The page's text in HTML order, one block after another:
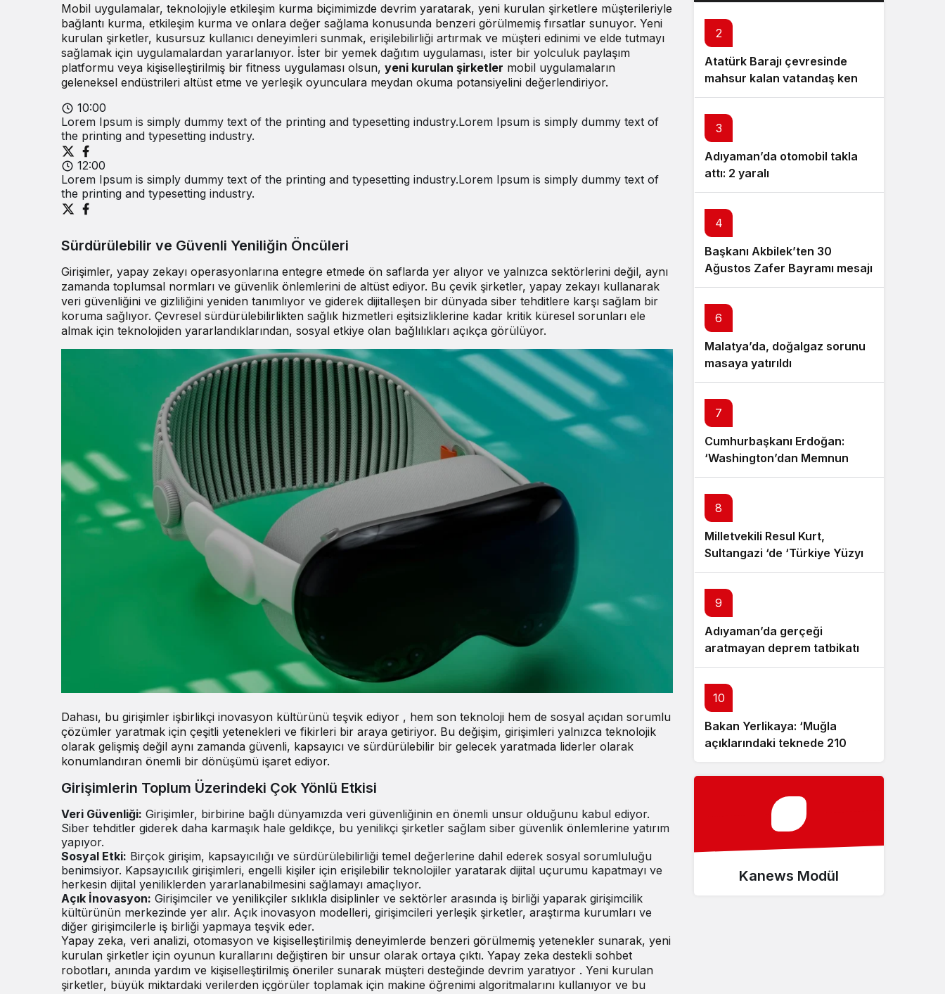
Mobil uygulamalar, teknolojiyle etkileşim kurma biçimimizde devrim yaratarak, yeni kurulan şirketlere müşterileriyle
bağlantı kurma, etkileşim kurma ve onlara değer sağlama konusunda benzeri görülmemiş fırsatlar sunuyor. Yeni
kurulan şirketler, kusursuz kullanıcı deneyimleri sunmak, erişilebilirliği artırmak ve müşteri edinimi ve elde tutmayı
sağlamak için uygulamalardan yararlanıyor. İster bir yemek dağıtım uygulaması, ister bir yolculuk paylaşım
platformu veya kişiselleştirilmiş bir fitness uygulaması olsun, yeni kurulan şirketler mobil uygulamaların
geleneksel endüstrileri altüst etme ve yerleşik oyunculara meydan okuma potansiyelini değerlendiriyor.
10:00
Lorem Ipsum is simply dummy text of the printing and typesetting industry.Lorem Ipsum is simply dummy text of
the printing and typesetting industry.
12:00
Lorem Ipsum is simply dummy text of the printing and typesetting industry.Lorem Ipsum is simply dummy text of
the printing and typesetting industry.
Sürdürülebilir ve Güvenli Yeniliğin Öncüleri
Girişimler, yapay zekayı operasyonlarına entegre etmede ön saflarda yer alıyor ve yalnızca sektörlerini değil, aynı
zamanda toplumsal normları ve güvenlik önlemlerini de altüst ediyor. Bu çevik şirketler, yapay zekayı kullanarak
veri güvenliğini ve gizliliğini yeniden tanımlıyor ve giderek dijitalleşen bir dünyada siber tehditlere karşı sağlam bir
koruma sağlıyor. Çevresel sürdürülebilirlikten sağlık hizmetleri eşitsizliklerine kadar kritik küresel sorunları ele
almak için teknolojiden yararlandıklarından, sosyal etkiye olan bağlılıkları açıkça görülüyor.
Dahası, bu girişimler işbirlikçi inovasyon kültürünü teşvik ediyor , hem son teknoloji hem de sosyal açıdan sorumlu
çözümler yaratmak için çeşitli yetenekleri ve fikirleri bir araya getiriyor. Bu değişim, girişimleri yalnızca teknolojik
olarak gelişmiş değil aynı zamanda güvenli, kapsayıcı ve sürdürülebilir bir gelecek yaratmada liderler olarak
konumlandıran önemli bir dönüşümü işaret ediyor.
Girişimlerin Toplum Üzerindeki Çok Yönlü Etkisi
Veri Güvenliği: Girişimler, birbirine bağlı dünyamızda veri güvenliğinin en önemli unsur olduğunu kabul ediyor.
Siber tehditler giderek daha karmaşık hale geldikçe, bu yenilikçi şirketler sağlam siber güvenlik önlemlerine yatırım
yapıyor.
Sosyal Etki: Birçok girişim, kapsayıcılığı ve sürdürülebilirliği temel değerlerine dahil ederek sosyal sorumluluğu
benimsiyor. Kapsayıcılık girişimleri, engelli kişiler için erişilebilir teknolojiler yaratarak dijital uçurumu kapatmayı ve
herkesin dijital yeniliklerden yararlanabilmesini sağlamayı amaçlıyor.
Açık İnovasyon: Girişimciler ve yenilikçiler sıklıkla disiplinler ve sektörler arasında iş birliği yaparak girişimcilik
kültürünün merkezinde yer alır. Açık inovasyon modelleri, girişimcileri yerleşik şirketler, araştırma kurumları ve
diğer girişimcilerle iş birliği yapmaya teşvik eder.
Yapay zeka, veri analizi, otomasyon ve kişiselleştirilmiş deneyimlerde benzeri görülmemiş yetenekler sunarak, yeni
kurulan şirketler için oyunun kurallarını değiştiren bir unsur olarak ortaya çıktı. Yapay zeka destekli sohbet
robotları, anında yardım ve kişiselleştirilmiş öneriler sunarak müşteri desteğinde devrim yaratıyor . Yeni kurulan
şirketler, büyük miktardaki verilerden içgörüler toplamak için makine öğrenimi algoritmalarını kullanıyor ve bu
2
Atatürk Barajı çevresinde
mahsur kalan vatandaş kendi
imkanlarıyla kurtuldu –
Videolu Haber
3
Adıyaman’da otomobil takla
attı: 2 yaralı
4
Başkanı Akbilek’ten 30
Ağustos Zafer Bayramı mesajı
5
Fethiye Belediye Başkanı’na
silahlı saldırı olayında
şüpheliler yakalandı
6
Malatya’da, doğalgaz sorunu
masaya yatırıldı
7
Cumhurbaşkanı Erdoğan:
‘Washington’dan Memnun
Ayrılıyoruz, Atılan Çamurlarla
Kirletilemeyecek Kadar Güzel
Bir Ziyaretti’
8
Milletvekili Resul Kurt,
Sultangazi ‘de ‘Türkiye Yüzyılı
Buluşmaları’na Katıldı
9
Adıyaman’da gerçeği
aratmayan deprem tatbikatı –
Videolu Haber
10
Bakan Yerlikaya: ‘Muğla
açıklarındaki teknede 210
Videolu Haber
Kanews Modül